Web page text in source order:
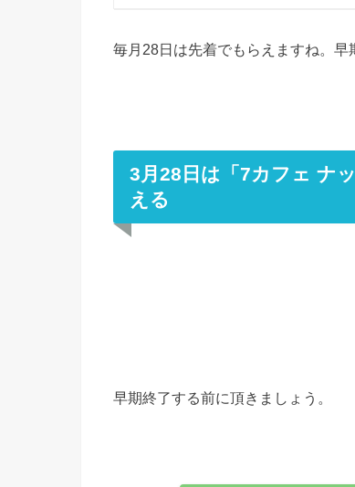
毎月28日は先着でもらえますね。早
3月28日は「7カフェ ナ
える
早期終了する前に頂きましょう。